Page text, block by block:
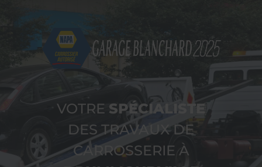
VOTRE SPÉCIALISTE
DES TRAVAUX DE
CARROSSERIE À